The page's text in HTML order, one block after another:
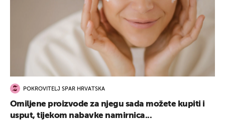
POKROVITELJ SPAR HRVATSKA
Omiljene proizvode za njegu sada možete kupiti i
usput, tijekom nabavke namirnica...